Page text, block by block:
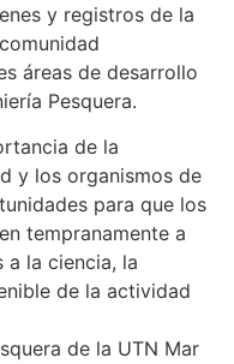
y registros de la
áreas de desarrollo
Pesquera.
de la
y los organismos de
para que los
tempranamente a
la ciencia, la
de la actividad
de la UTN Mar